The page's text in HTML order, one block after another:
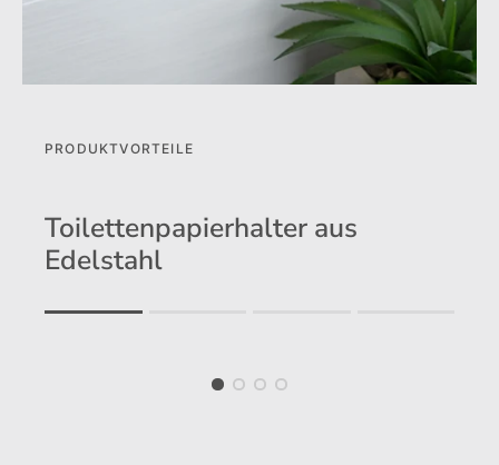
PRODUKTVORTEILE
Toilettenpapierhalter aus
Edelstahl
The rating of this product for "" is 1.